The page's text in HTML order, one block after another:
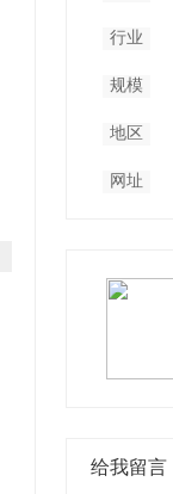
行业
规模
地区
网址
给我留言